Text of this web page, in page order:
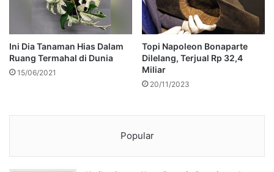
Ini Dia Tanaman Hias Dalam
Ruang Termahal di Dunia
15/06/2021
Topi Napoleon Bonaparte
Dilelang, Terjual Rp 32,4
Miliar
20/11/2023
Popular